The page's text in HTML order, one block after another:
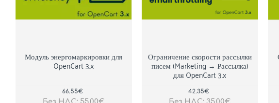
Модуль энергомаркировки для
OpenCart 3.x
66.55€
Ограничение скорости рассылки
писем (Marketing → Рассылка)
для OpenCart 3.x
42.35€